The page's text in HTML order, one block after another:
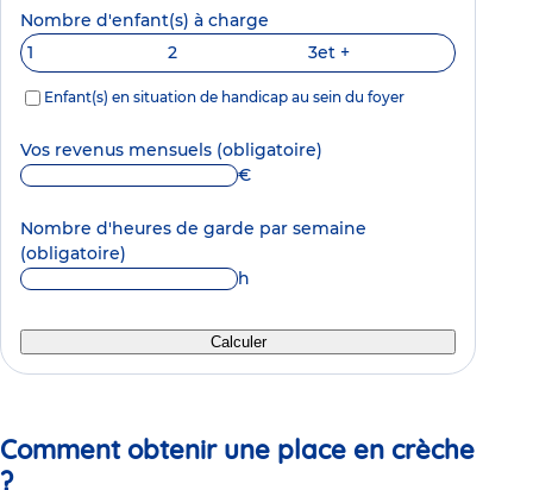
Nombre d'enfant(s) à charge
1
2 3et +
Enfant(s) en situation de handicap au sein du foyer
Vos revenus mensuels (obligatoire)
€
Nombre d'heures de garde par semaine
(obligatoire)
h
Calculer
Comment obtenir une place en crèche
?